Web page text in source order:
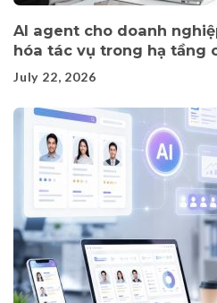
AI agent cho doanh
hóa tác vụ trong hạ tầng
July 22, 2026